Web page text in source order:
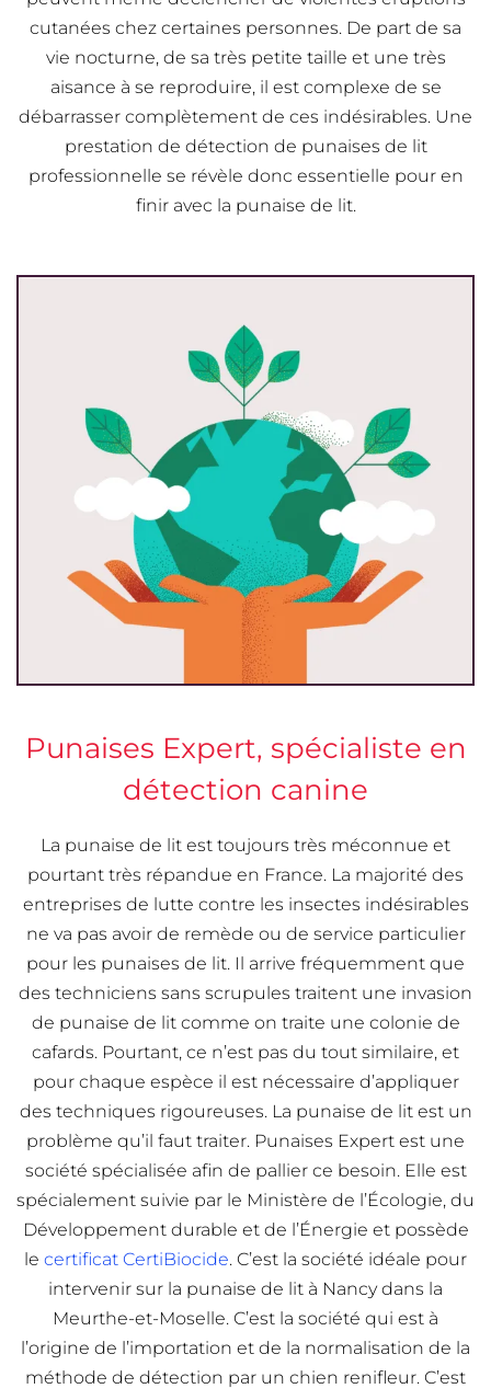
cutanées chez certaines personnes. De part de sa
vie nocturne, de sa très petite taille et une très
aisance à se reproduire, il est complexe de se
débarrasser complètement de ces indésirables. Une
prestation de détection de punaises de lit
professionnelle se révèle donc essentielle pour en
finir avec la punaise de lit.
Punaises Expert, spécialiste en
détection canine
La punaise de lit est toujours très méconnue et
pourtant très répandue en France. La majorité des
entreprises de lutte contre les insectes indésirables
ne va pas avoir de remède ou de service particulier
pour les punaises de lit. Il arrive fréquemment que
des techniciens sans scrupules traitent une invasion
de punaise de lit comme on traite une colonie de
cafards. Pourtant, ce n’est pas du tout similaire, et
pour chaque espèce il est nécessaire d’appliquer
des techniques rigoureuses. La punaise de lit est un
problème qu’il faut traiter. Punaises Expert est une
société spécialisée afin de pallier ce besoin. Elle est
spécialement suivie par le Ministère de l’Écologie, du
Développement durable et de l’Énergie et possède
le certificat CertiBiocide. C’est la société idéale pour
intervenir sur la punaise de lit à Nancy dans la
Meurthe-et-Moselle. C’est la société qui est à
l’origine de l’importation et de la normalisation de la
méthode de détection par un chien renifleur. C’est